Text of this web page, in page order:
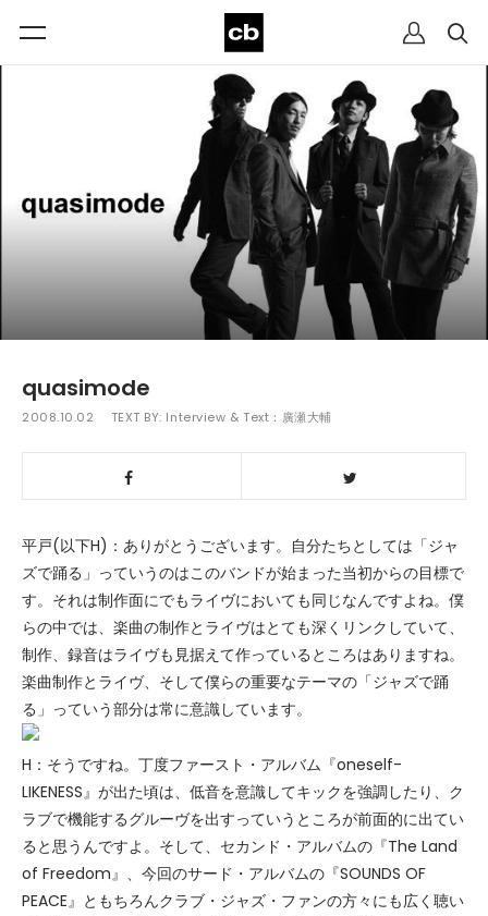
quasimode
2008.10.02 TEXT BY: Interview & Text：廣瀬大輔
平戸(以下H)：ありがとうございます。自分たちとしては「ジャ
ズで踊る」っていうのはこのバンドが始まった当初からの目標で
す。それは制作面にでもライヴにおいても同じなんですよね。僕
らの中では、楽曲の制作とライヴはとても深くリンクしていて、
制作、録音はライヴも見据えて作っているところはありますね。
楽曲制作とライヴ、そして僕らの重要なテーマの「ジャズで踊
る」っていう部分は常に意識しています。
H：そうですね。丁度ファースト・アルバム『oneself-
LIKENESS』が出た頃は、低音を意識してキックを強調したり、ク
ラブで機能するグルーヴを出すっていうところが前面的に出てい
ると思うんですよ。そして、セカンド・アルバムの『The Land
of Freedom』、今回のサード・アルバムの『SOUNDS OF
PEACE』ともちろんクラブ・ジャズ・ファンの方々にも広く聴い